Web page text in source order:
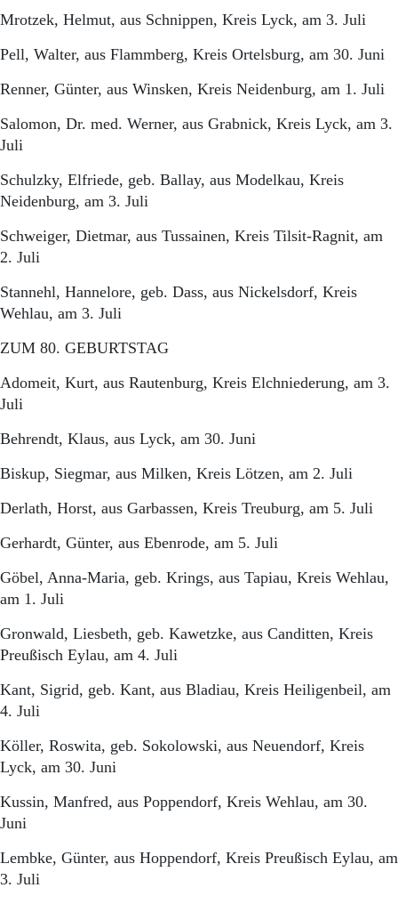
Mrotzek, Helmut, aus Schnippen, Kreis Lyck, am 3. Juli
Pell, Walter, aus Flammberg, Kreis Ortelsburg, am 30. Juni
Renner, Günter, aus Winsken, Kreis Neidenburg, am 1. Juli
Salomon, Dr. med. Werner, aus Grabnick, Kreis Lyck, am 3.
Juli
Schulzky, Elfriede, geb. Ballay, aus Modelkau, Kreis
Neidenburg, am 3. Juli
Schweiger, Dietmar, aus Tussainen, Kreis Tilsit-Ragnit, am
2. Juli
Stannehl, Hannelore, geb. Dass, aus Nickelsdorf, Kreis
Wehlau, am 3. Juli
ZUM 80. GEBURTSTAG
Adomeit, Kurt, aus Rautenburg, Kreis Elchniederung, am 3.
Juli
Behrendt, Klaus, aus Lyck, am 30. Juni
Biskup, Siegmar, aus Milken, Kreis Lötzen, am 2. Juli
Derlath, Horst, aus Garbassen, Kreis Treuburg, am 5. Juli
Gerhardt, Günter, aus Ebenrode, am 5. Juli
Göbel, Anna-Maria, geb. Krings, aus Tapiau, Kreis Wehlau,
am 1. Juli
Gronwald, Liesbeth, geb. Kawetzke, aus Canditten, Kreis
Preußisch Eylau, am 4. Juli
Kant, Sigrid, geb. Kant, aus Bladiau, Kreis Heiligenbeil, am
4. Juli
Köller, Roswita, geb. Sokolowski, aus Neuendorf, Kreis
Lyck, am 30. Juni
Kussin, Manfred, aus Poppendorf, Kreis Wehlau, am 30.
Juni
Lembke, Günter, aus Hoppendorf, Kreis Preußisch Eylau, am
3. Juli